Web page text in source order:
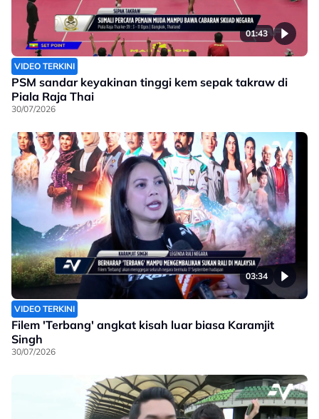
01:43
VIDEO TERKINI
PSM sandar keyakinan tinggi kem sepak takraw di
Piala Raja Thai
30/07/2026
03:34
VIDEO TERKINI
Filem 'Terbang' angkat kisah luar biasa Karamjit
Singh
30/07/2026